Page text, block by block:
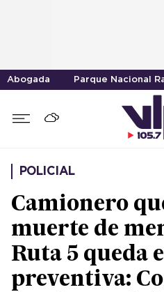
Abogada Parque Nacional
POLICIAL
Camionero
muerte de
Ruta 5 queda
preventiva: